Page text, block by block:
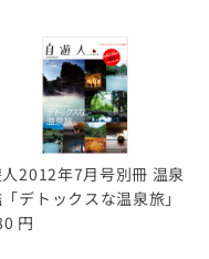
人2012年7月号別冊 温泉
デトックスな温泉旅」
円